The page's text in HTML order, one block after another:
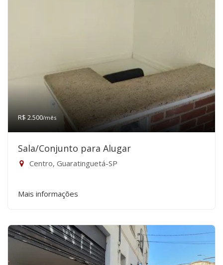
R$ 2.500/mês
Sala/Conjunto para Alugar
Centro, Guaratinguetá-SP
Mais informações